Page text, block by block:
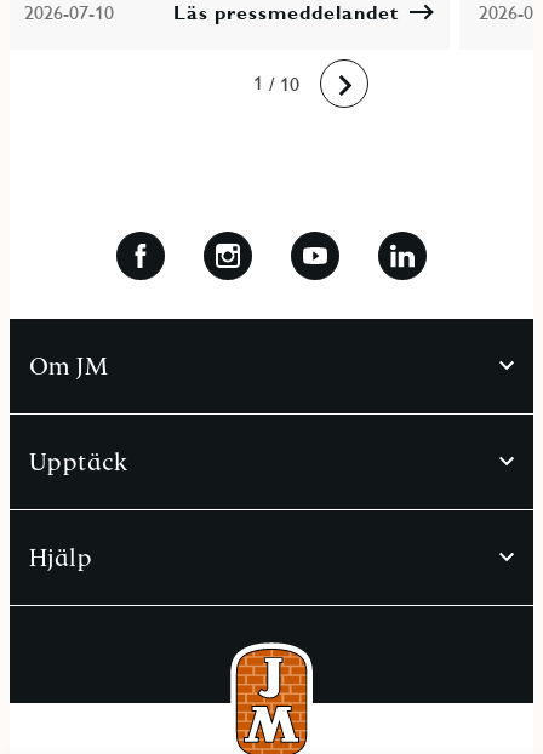
2026-07-10 Läs pressmeddelandet 2026-
1
2
3
4
5
6
7
8
9
10 / 10 Framåt
Om JM
Upptäck
Hjälp